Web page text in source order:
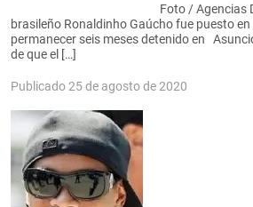
Foto / Agencias DCO
brasileño Ronaldinho Gaúcho fue puesto
permanecer seis meses detenido en
de que el […]
Publicado 25 de agosto de 2020